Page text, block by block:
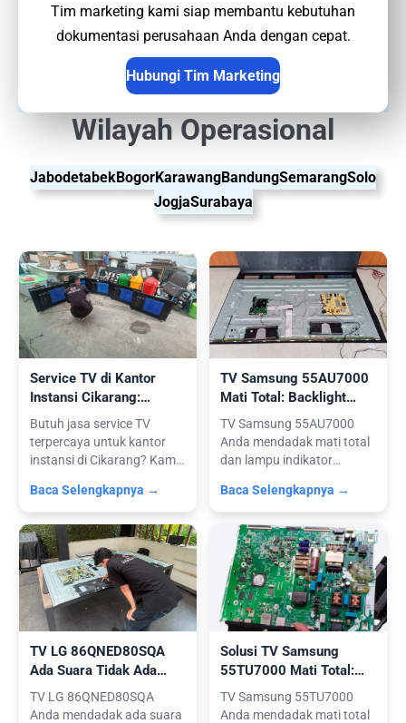
Tim marketing kami siap membantu kebutuhan
dokumentasi perusahaan Anda dengan cepat.
Hubungi Tim Marketing
Wilayah Operasional
JabodetabekBogorKarawangBandungSemarangSolo
JogjaSurabaya
Service TV di Kantor
Instansi Cikarang:
Perbaikan Banyak Unit &
Dokumen Resmi
Butuh jasa service TV
terpercaya untuk kantor
instansi di Cikarang? Kami
Baca Selengkapnya →
TV Samsung 55AU7000
Mati Total: Backlight
Konslet & Service Power
Supply
TV Samsung 55AU7000
Anda mendadak mati total
dan lampu indikator
Baca Selengkapnya →
TV LG 86QNED80SQA
Ada Suara Tidak Ada
Gambar (Service Modul
T-Con)
TV LG 86QNED80SQA
Anda mendadak ada suara
Solusi TV Samsung
55TU7000 Mati Total:
Penyebab & Penggantian
Mainboard
TV Samsung 55TU7000
Anda mendadak mati total